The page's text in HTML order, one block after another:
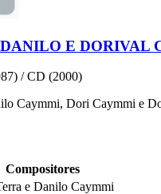
E DORIVAL
/ CD (2000)
Caymmi, Dori Caymmi e
Compositores
e Danilo Caymmi